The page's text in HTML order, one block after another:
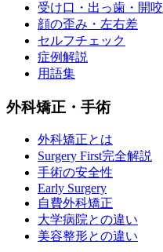
受け口・出っ歯・開咬
顔の歪み・左右差
セルフチェック
症例解説
用語集
外科矯正・手術
外科矯正とは
Surgery First完全解説
手術の安全性
Early Surgery
自費外科矯正
大学病院との違い
美容整形との違い